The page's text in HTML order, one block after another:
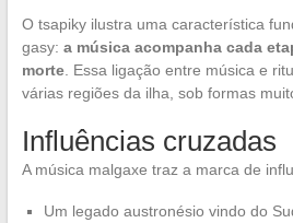
O tsapiky ilustra uma característica
gasy: a música acompanha cada
morte. Essa ligação entre música e
várias regiões da ilha, sob formas
Influências cruzadas
A música malgaxe traz a marca de
Um legado austronésio vindo do